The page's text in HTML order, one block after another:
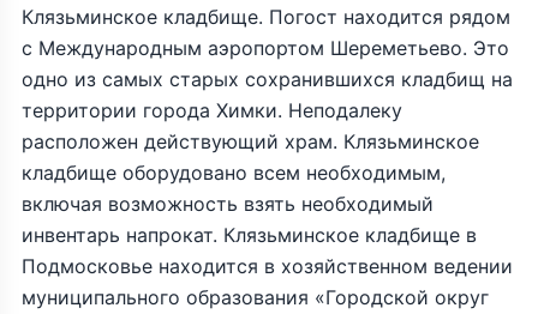
Клязьминское кладбище. Погост находится рядом
с Международным аэропортом Шереметьево. Это
одно из самых старых сохранившихся кладбищ на
территории города Химки. Неподалеку
расположен действующий храм. Клязьминское
кладбище оборудовано всем необходимым,
включая возможность взять необходимый
инвентарь напрокат. Клязьминское кладбище в
Подмосковье находится в хозяйственном ведении
муниципального образования «Городской округ